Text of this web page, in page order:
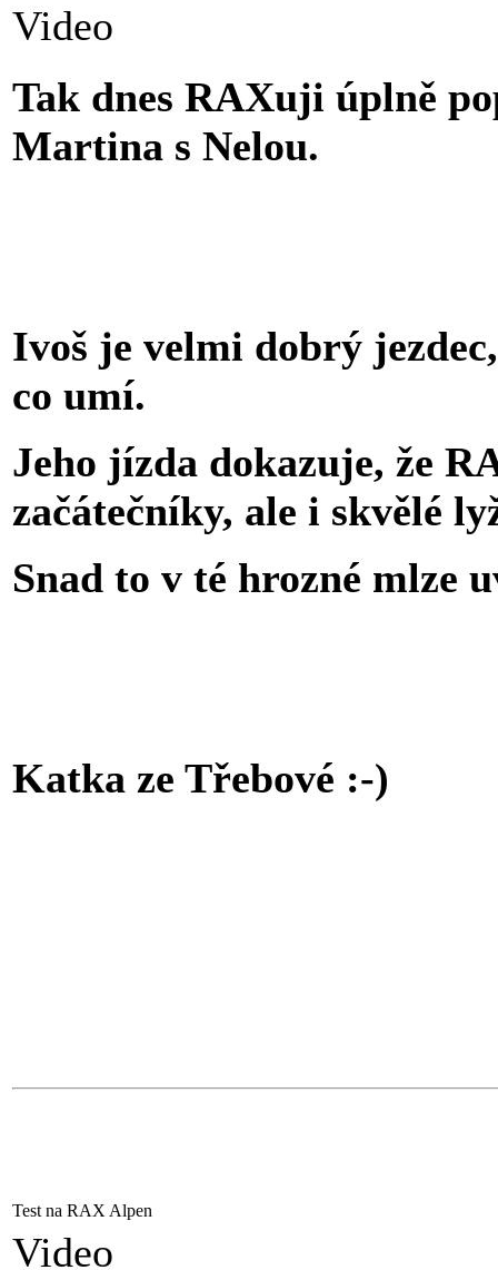
Video
Tak dnes RAXuji úplně
Martina s Nelou.
Ivoš je velmi dobrý
co umí.
Jeho jízda dokazuje, že
začátečníky, ale i skvělé
Snad to v té hrozné mlze
Katka ze Třebové :-)
Test na RAX Alpen
Video